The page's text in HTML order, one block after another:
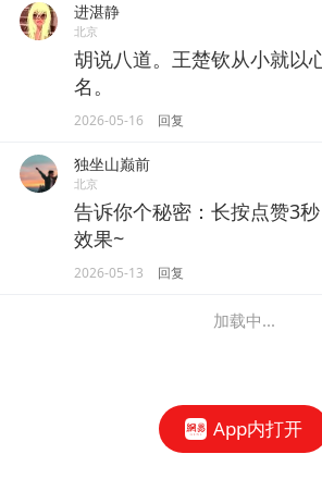
进湛静
北京
胡说八道。王楚钦从小就以
名。
2026-05-16 回复
独坐山巅前
北京
告诉你个秘密：长按点赞3
效果~
2026-05-13 回复
加载中...
App内打开